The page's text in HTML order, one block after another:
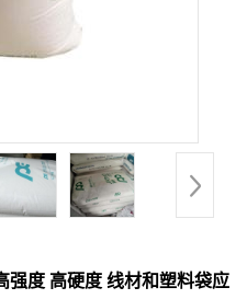
强度 高硬度 线材和塑料袋应